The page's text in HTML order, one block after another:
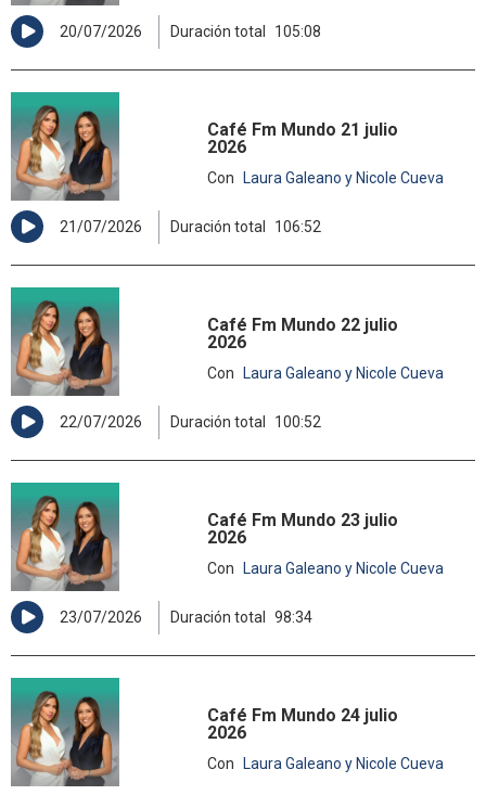
20/07/2026 Duración total 105:08
Café Fm Mundo 21 julio
2026
Con Laura Galeano y Nicole Cueva
21/07/2026 Duración total 106:52
Café Fm Mundo 22 julio
2026
Con Laura Galeano y Nicole Cueva
22/07/2026 Duración total 100:52
Café Fm Mundo 23 julio
2026
Con Laura Galeano y Nicole Cueva
23/07/2026 Duración total 98:34
Café Fm Mundo 24 julio
2026
Con Laura Galeano y Nicole Cueva